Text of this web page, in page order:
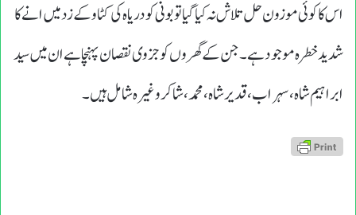
اس کا کوئی موزون حل تلاش نہ کیا گیا تو بونی کو دریاہ کی کٹاو کے زد میں انے کا
شدیدخطرہ موجود ہے۔جن کے گھروں کو جزوی نقصان پہنچا ہے ان میں سید
ابراہیم شاہ،سہراب،قدیرشاہ،محمد،شاکر وغیرہ شامل ہیں۔